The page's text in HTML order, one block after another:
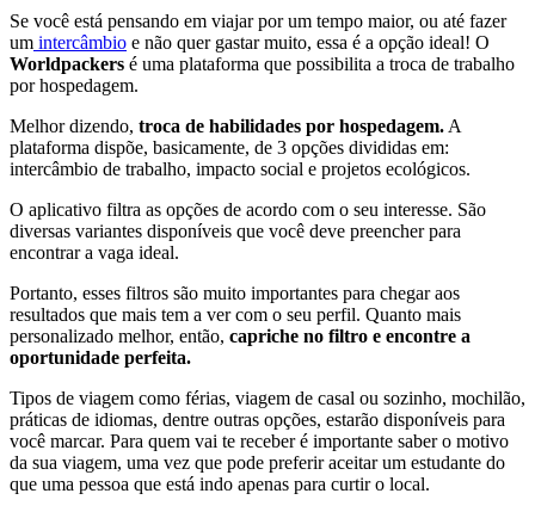
Se você está pensando em viajar por um tempo maior, ou até fazer
um intercâmbio e não quer gastar muito, essa é a opção ideal! O
Worldpackers é uma plataforma que possibilita a troca de trabalho
por hospedagem.
Melhor dizendo, troca de habilidades por hospedagem. A
plataforma dispõe, basicamente, de 3 opções divididas em:
intercâmbio de trabalho, impacto social e projetos ecológicos.
O aplicativo filtra as opções de acordo com o seu interesse. São
diversas variantes disponíveis que você deve preencher para
encontrar a vaga ideal.
Portanto, esses filtros são muito importantes para chegar aos
resultados que mais tem a ver com o seu perfil. Quanto mais
personalizado melhor, então, capriche no filtro e encontre a
oportunidade perfeita.
Tipos de viagem como férias, viagem de casal ou sozinho, mochilão,
práticas de idiomas, dentre outras opções, estarão disponíveis para
você marcar. Para quem vai te receber é importante saber o motivo
da sua viagem, uma vez que pode preferir aceitar um estudante do
que uma pessoa que está indo apenas para curtir o local.